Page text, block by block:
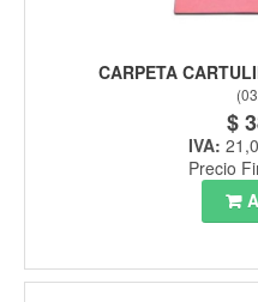
CARPETA
(
$
IVA:
Precio